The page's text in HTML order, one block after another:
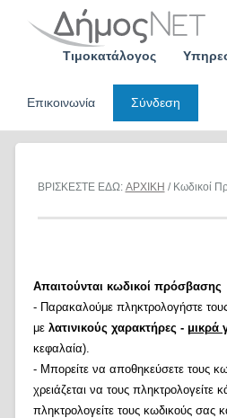
Τιμοκατάλογος
Επικοινωνία
Σύνδεση
ΒΡΙΣΚΕΣΤΕ ΕΔΩ: ΑΡΧΙΚΗ / Κωδικοί
Απαιτούνται κωδικοί πρόσβασης
- Παρακαλούμε πληκτρολογήστε
με λατινικούς χαρακτήρες - μικρά
κεφαλαία).
- Μπορείτε να αποθηκεύσετε τους
χρειάζεται να τους πληκτρολογείτε
πληκτρολογείτε τους κωδικούς σας